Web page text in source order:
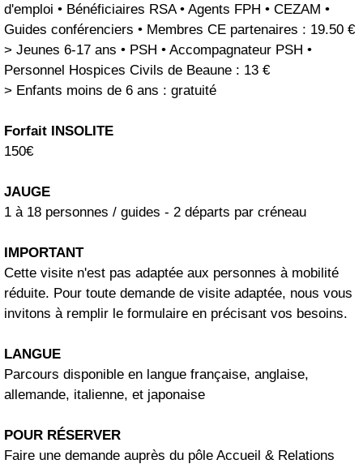
d'emploi • Bénéficiaires RSA • Agents FPH • CEZAM •
Guides conférenciers • Membres CE partenaires : 19.50 €
> Jeunes 6-17 ans • PSH • Accompagnateur PSH •
Personnel Hospices Civils de Beaune : 13 €
> Enfants moins de 6 ans : gratuité
Forfait INSOLITE
150€
JAUGE
1 à 18 personnes / guides - 2 départs par créneau
IMPORTANT
Cette visite n'est pas adaptée aux personnes à mobilité
réduite. Pour toute demande de visite adaptée, nous vous
invitons à remplir le formulaire en précisant vos besoins.
LANGUE
​Parcours disponible en langue française, anglaise,
allemande, italienne, et japonaise
POUR RÉSERVER
Faire une demande auprès du pôle Accueil & Relations